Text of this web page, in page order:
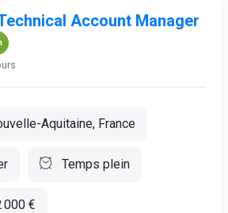
Account Manager
Aquitaine, France
Temps plein
000 €